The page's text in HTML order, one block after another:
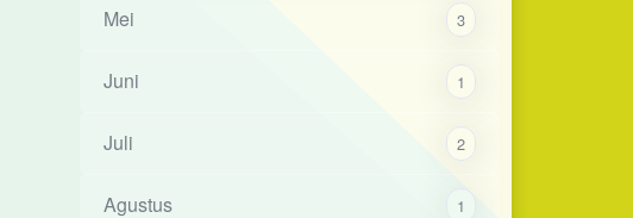
Mei 3
Juni 1
Juli 2
Agustus 1